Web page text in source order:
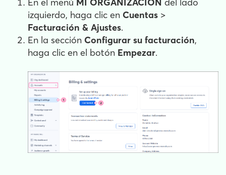
izquierdo, haga clic en Cuentas >
Facturación & Ajustes.
En la sección Configurar su facturación,
haga clic en el botón Empezar.